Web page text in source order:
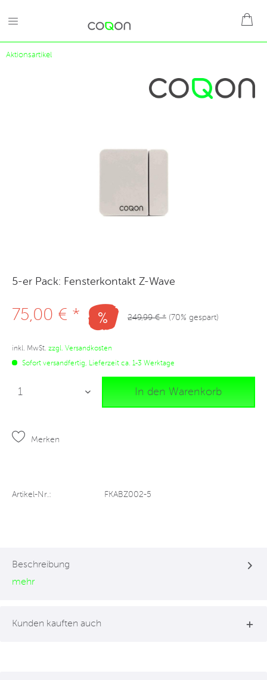
Aktionsartikel
5-er Pack: Fensterkontakt Z-Wave
75,00 € * 249,99 € * (70% gespart)
inkl. MwSt. zzgl. Versandkosten
Sofort versandfertig, Lieferzeit ca. 1-3 Werktage
In den Warenkorb
Merken
Artikel-Nr.: FKABZ002-5
Beschreibung
mehr
Kunden kauften auch